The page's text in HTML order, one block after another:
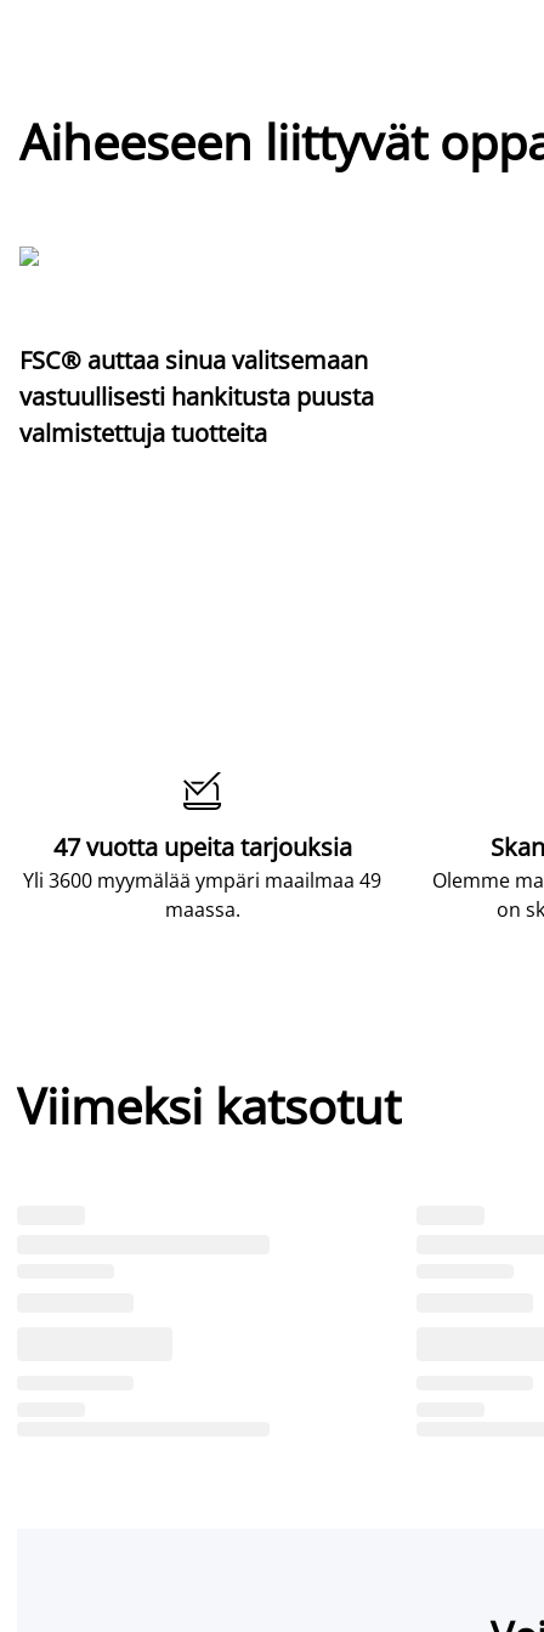
Aiheeseen liittyvät
FSC® auttaa sinua valitsemaan
vastuullisesti hankitusta puusta
valmistettuja tuotteita

47 vuotta upeita tarjouksia
Yli 3600 myymälää ympäri maailmaa 49
maassa.
Olemme
on
Viimeksi katsotut